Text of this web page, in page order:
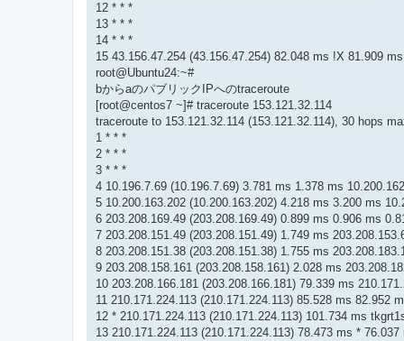
12 * * *
13 * * *
14 * * *
15 43.156.47.254 (43.156.47.254) 82.048 ms !X 81.909
root@Ubuntu24:~#
bからaのパブリックIPへのtraceroute
[root@centos7 ~]# traceroute 153.121.32.114
traceroute to 153.121.32.114 (153.121.32.114), 30 hops
1 * * *
2 * * *
3 * * *
4 10.196.7.69 (10.196.7.69) 3.781 ms 1.378 ms
5 10.200.163.202 (10.200.163.202) 4.218 ms 3.200 ms
6 203.208.169.49 (203.208.169.49) 0.899 ms 0.906 ms
7 203.208.151.49 (203.208.151.49) 1.749 ms
8 203.208.151.38 (203.208.151.38) 1.755 ms
9 203.208.158.161 (203.208.158.161) 2.028 ms
10 203.208.166.181 (203.208.166.181) 79.339 ms
11 210.171.224.113 (210.171.224.113) 85.528 ms 82.952
12 * 210.171.224.113 (210.171.224.113) 101.734 ms
13 210.171.224.113 (210.171.224.113) 78.473 ms * 76.037